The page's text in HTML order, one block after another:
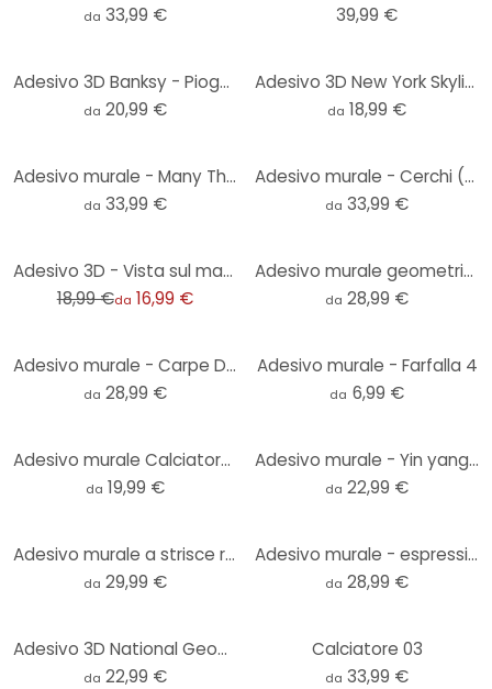
da 33,99 €
39,99 €
Adesivo 3D Banksy - Pioggia colorata
da 20,99 €
Adesivo 3D New York Skyline
da 18,99 €
Adesivo murale - Many Things in Life
da 33,99 €
Adesivo murale - Cerchi (13pz.)
da 33,99 €
Adesivo 3D - Vista sul mare
18,99 €da 16,99 €
Adesivo murale geometrie - Panda
da 28,99 €
Adesivo murale - Carpe Diem 3
da 28,99 €
Adesivo murale - Farfalla 4
da 6,99 €
Adesivo murale Calciatore con sfumatura di colore
da 19,99 €
Adesivo murale - Yin yang 2
da 22,99 €
Adesivo murale a strisce retrò con i colori dell'arcobaleno
da 29,99 €
Adesivo murale - espressione di suono dei fumetti - WOW!
da 28,99 €
Adesivo 3D National Geographic Tigre
da 22,99 €
Calciatore 03
da 33,99 €